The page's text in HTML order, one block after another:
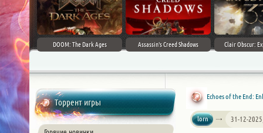
DOOM: The Dark Ages Assassin's Creed Shadows Clair Obscur:
Торрент игры
Echoes of the End:
lorn 31-12-